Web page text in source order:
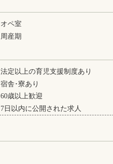
オペ室
周産期
法定以上の育児支援制度あり
宿舎･寮あり
60歳以上歓迎
7日以内に公開された求人